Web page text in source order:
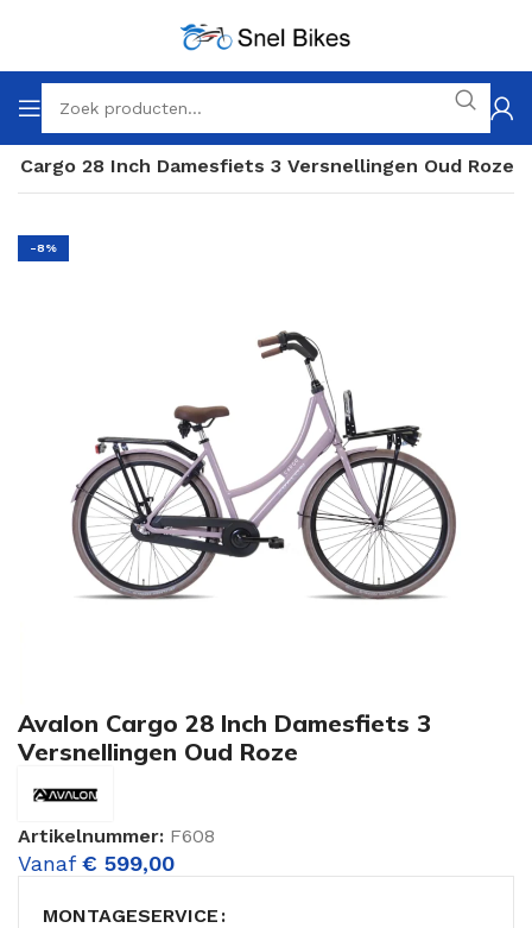
Cargo 28 Inch Damesfiets 3 Versnellingen Oud Roze
-8%
Avalon Cargo 28 Inch Damesfiets 3
Versnellingen Oud Roze
Artikelnummer: F608
Vanaf € 599,00
MONTAGESERVICE